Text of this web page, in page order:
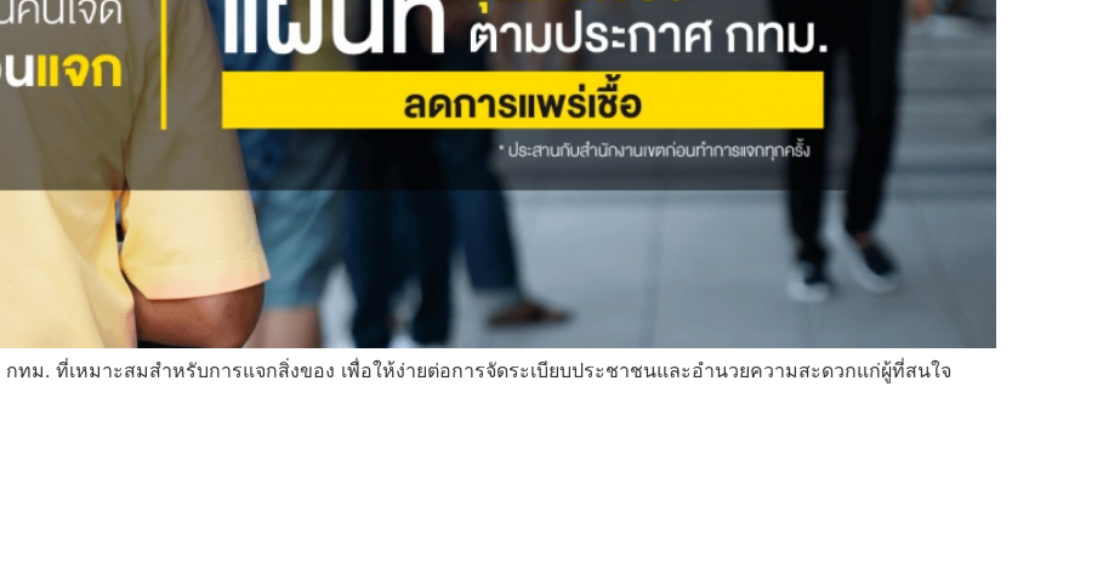
ทม. ที่เหมาะสมสำหรับการแจกสิ่งของ เพื่อให้ง่ายต่อการจัดระเบียบประชาชนและอำนวยความสะดวกแก่ผู้ที่สนใจ